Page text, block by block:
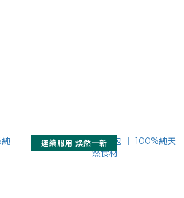
連續服用 煥然一新